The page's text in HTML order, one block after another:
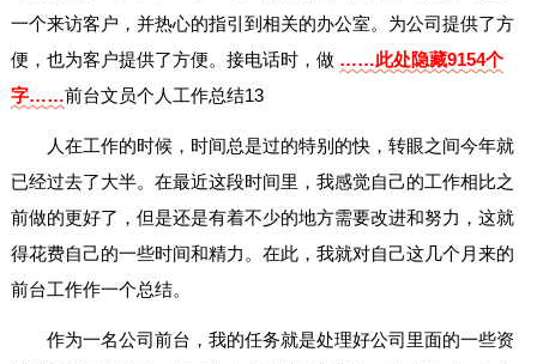
一个来访客户，并热心的指引到相关的办公室。为公司提供了方
便，也为客户提供了方便。接电话时，做 ……此处隐藏9154个
字……前台文员个人工作总结13
人在工作的时候，时间总是过的特别的快，转眼之间今年就
已经过去了大半。在最近这段时间里，我感觉自己的工作相比之
前做的更好了，但是还是有着不少的地方需要改进和努力，这就
得花费自己的一些时间和精力。在此，我就对自己这几个月来的
前台工作作一个总结。
作为一名公司前台，我的任务就是处理好公司里面的一些资